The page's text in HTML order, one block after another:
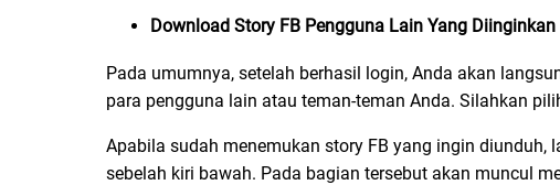
Download Story FB Pengguna Lain Yang Diinginkan
Pada umumnya, setelah berhasil login, Anda akan
para pengguna lain atau teman-teman Anda. Silahkan
Apabila sudah menemukan story FB yang ingin
sebelah kiri bawah. Pada bagian tersebut akan muncul